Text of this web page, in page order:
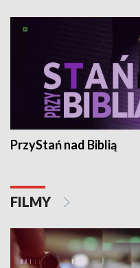
PrzyStań nad Biblią
FILMY